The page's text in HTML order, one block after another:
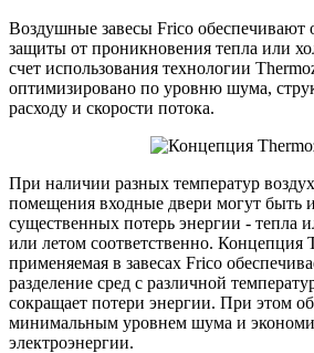
Воздушные завесы Frico обеспечивают
защиты от проникновения тепла или
счет использования технологии
оптимизировано по уровню шума,
расходу и скорости потока.
При наличии разных температур
помещения входные двери могут быть
существенных потерь энергии - тепла
или летом соответственно. Концепция
применяемая в завесах Frico
разделение сред с различной
сокращает потери энергии. При этом
минимальным уровнем шума и
электроэнергии.